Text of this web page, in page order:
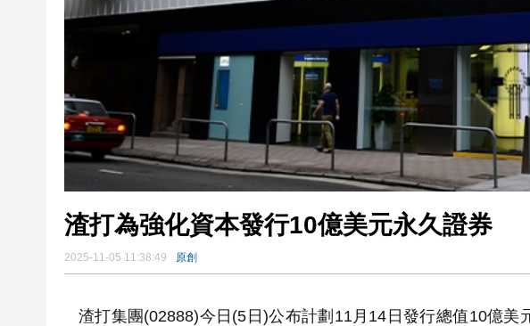
渣打為強化資本發行10億美元永久證券
2025-11-05 11:38:49 原創
渣打集團(02888)今日(5日)公布計劃11月14日發行總值10億美